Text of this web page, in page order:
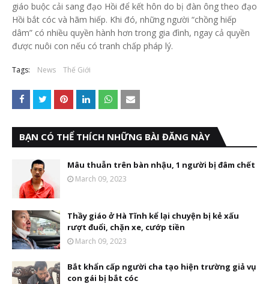
giáo buộc cải sang đạo Hồi để kết hôn do bị đàn ông theo đạo
Hồi bắt cóc và hãm hiếp. Khi đó, những người “chồng hiếp
dâm” có nhiều quyền hành hơn trong gia đình, ngay cả quyền
được nuôi con nếu có tranh chấp pháp lý.
Tags: News Thế Giới
BẠN CÓ THỂ THÍCH NHỮNG BÀI ĐĂNG NÀY
Mâu thuẫn trên bàn nhậu, 1 người bị đâm chết
March 09, 2023
Thầy giáo ở Hà Tĩnh kể lại chuyện bị kẻ xấu
rượt đuổi, chặn xe, cướp tiền
March 09, 2023
Bắt khẩn cấp người cha tạo hiện trường giả vụ
con gái bị bắt cóc